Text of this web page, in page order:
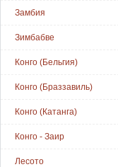
Замбия
Зимбабве
Конго (Бельгия)
Конго (Браззавиль)
Конго (Катанга)
Конго - Заир
Лесото